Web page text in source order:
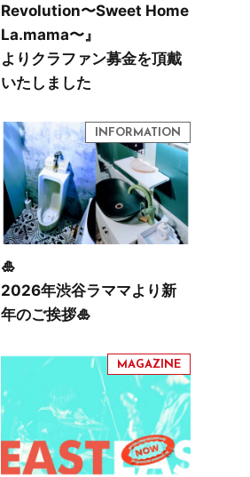
Revolution〜Sweet Home
La.mama〜』
よりクラファン募金を頂戴
いたしました
🎍
2026年渋谷ラママより新
年のご挨拶🎍